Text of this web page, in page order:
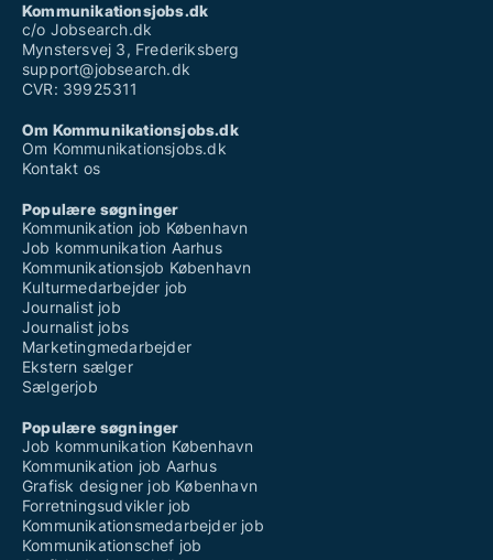
Kommunikationsjobs.dk
c/o Jobsearch.dk
Mynstersvej 3, Frederiksberg
support@jobsearch.dk
CVR: 39925311
Om Kommunikationsjobs.dk
Om Kommunikationsjobs.dk
Kontakt os
Populære søgninger
Kommunikation job København
Job kommunikation Aarhus
Kommunikationsjob København
Kulturmedarbejder job
Journalist job
Journalist jobs
Marketingmedarbejder
Ekstern sælger
Sælgerjob
Populære søgninger
Job kommunikation København
Kommunikation job Aarhus
Grafisk designer job København
Forretningsudvikler job
Kommunikationsmedarbejder job
Kommunikationschef job